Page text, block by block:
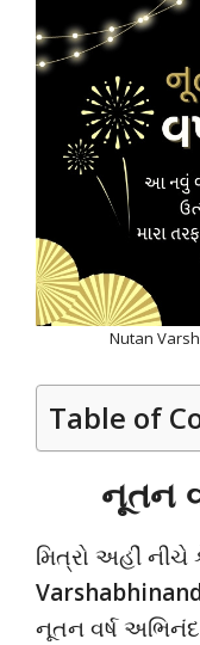
Nutan
Table of
નૂતન
મિત્રો અહીં નીચે
નૂતન વર્ષ